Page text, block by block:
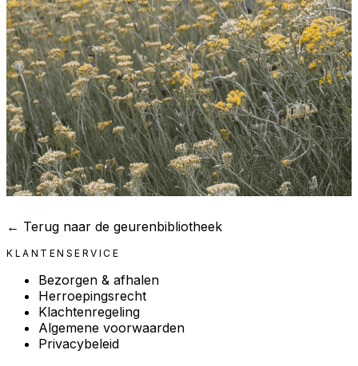
← Terug naar de geurenbibliotheek
KLANTENSERVICE
Bezorgen & afhalen
Herroepingsrecht
Klachtenregeling
Algemene voorwaarden
Privacybeleid